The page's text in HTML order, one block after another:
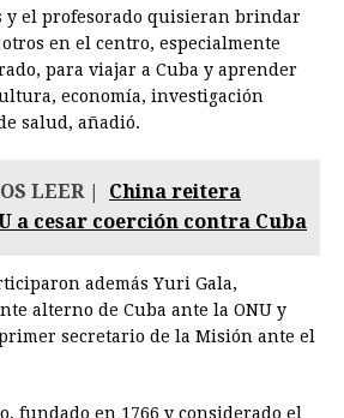
y el profesorado quisieran brindar
en el centro, especialmente
para viajar a Cuba y aprender
economía, investigación
salud, añadió.
LEER |
China reitera
a cesar coerción contra Cuba
además Yuri Gala,
alterno de Cuba ante la ONU y
secretario de la Misión ante el
fundado en 1766 y considerado el